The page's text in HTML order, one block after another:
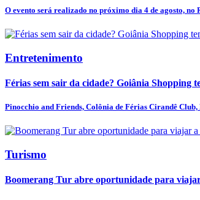
O evento será realizado no próximo dia 4 de agosto, no
Entretenimento
Férias sem sair da cidade? Goiânia Shopping
Pinocchio and Friends, Colônia de Férias Cirandê Club,
Turismo
Boomerang Tur abre oportunidade para